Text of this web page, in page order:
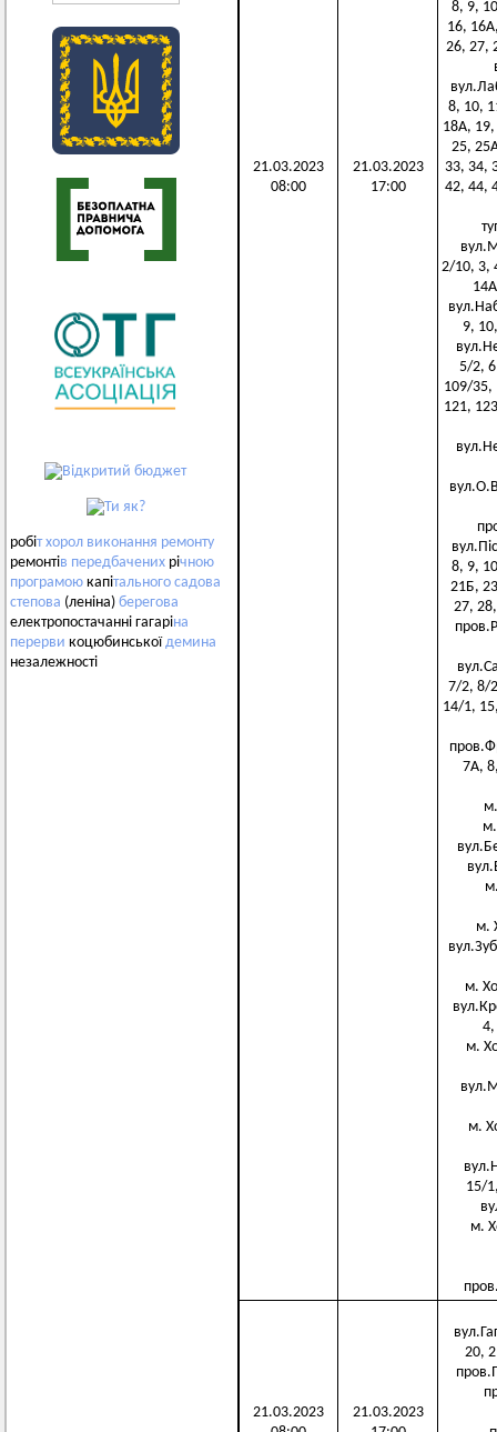
робіт хорол виконання ремонту
ремонтів передбачених річною
програмою капітального садова
степова (леніна) берегова
електропостачанні гагаріна
перерви коцюбинськоїдемина
незалежності
21.03.2023
08:00
21.03.2023
17:00
8, 9,
16,
26, 27,
8, 10,
18А,
25,
33, 34,
42, 44,
2/10, 3,
9,
5/2,
109/35,
121,
8, 9,
21Б,
27,
7/2, 8/
14/1,
7А,
м.
м.
4,
м.
м.
15/
м.
21.03.2023
21.03.2023
20,